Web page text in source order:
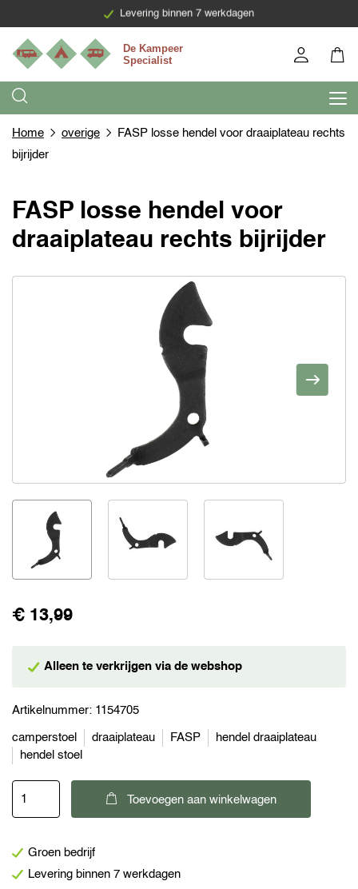
Levering binnen 7 werkdagen
Home overige
FASP losse hendel voor draaiplateau rechts
bijrijder
FASP losse hendel voor
draaiplateau rechts bijrijder
€ 13,99
Alleen te verkrijgen via de webshop
Artikelnummer: 1154705
camperstoel draaiplateau FASP
hendel draaiplateau
hendel stoel
losse
voor
draaiplateau
Toevoegen aan winkelwagen
Groen bedrijf
Levering binnen 7 werkdagen